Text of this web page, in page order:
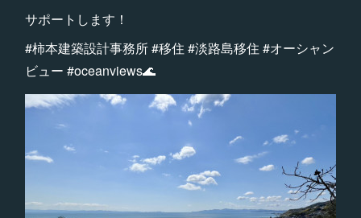
サポートします！
#柿本建築設計事務所 #移住 #淡路島移住 #オーシャン
ビュー #oceanviews🌊